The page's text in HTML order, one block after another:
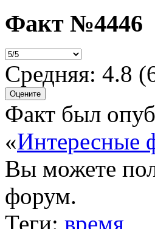
Факт №4446
Средняя: 4.8 (
Факт был
«Интересные
Вы можете
форум.
Теги: время